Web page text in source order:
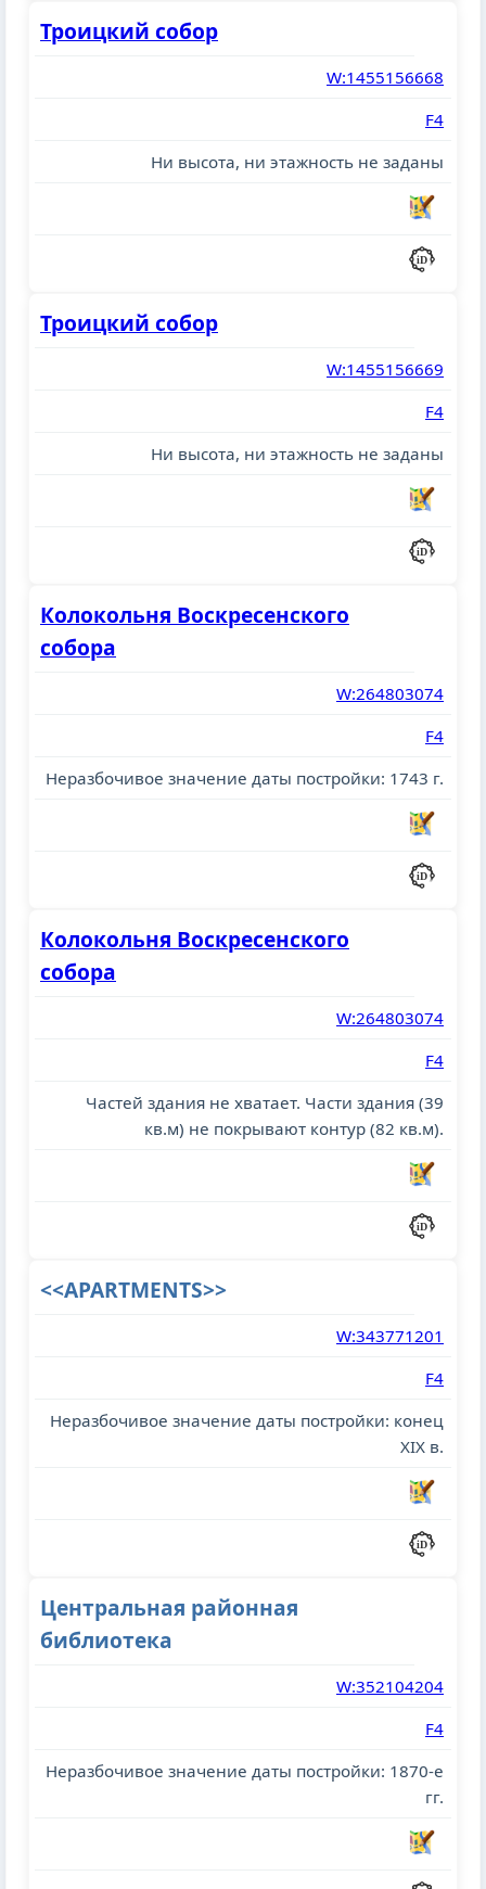
Троицкий собор
W:1455156668
F4
Ни высота, ни этажность не заданы
Троицкий собор
W:1455156669
F4
Ни высота, ни этажность не заданы
Колокольня Воскресенского
собора
W:264803074
F4
Неразбочивое значение даты постройки: 1743 г.
Колокольня Воскресенского
собора
W:264803074
F4
Частей здания не хватает. Части здания (39
кв.м) не покрывают контур (82 кв.м).
<<APARTMENTS>>
W:343771201
F4
Неразбочивое значение даты постройки: конец
XIX в.
Центральная районная
библиотека
W:352104204
F4
Неразбочивое значение даты постройки: 1870-е
гг.